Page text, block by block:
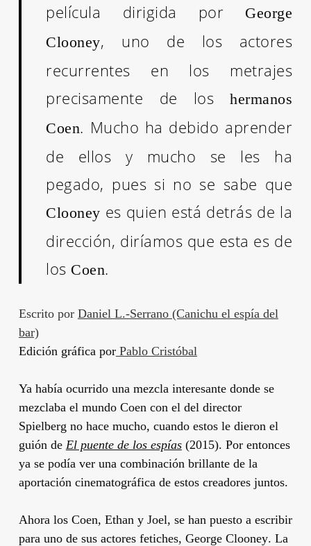
película dirigida por
George
Clooney, uno de los actores
recurrentes en los metrajes
precisamente de loshermanos
Coen. Mucho ha debido aprender
de ellos y mucho se les ha
pegado, pues si no se sabe que
Clooney es quien está detrás de la
dirección, diríamos que esta es de
los Coen.
Escrito por Daniel L.-Serrano (Canichu el espía del
bar)
Edición gráfica porPablo Cristóbal
Ya había ocurrido una mezcla interesante donde se
mezclaba el mundo Coen con el del director
Spielberg no hace mucho, cuando estos le dieron el
guión de El puente de los espías(2015). Por entonces
ya se podía ver una combinación brillante de la
aportación cinematográfica de estos creadores juntos.
Ahora los Coen, Ethan y Joel, se han puesto a escribir
para uno de sus actores fetiches, George Clooney. La